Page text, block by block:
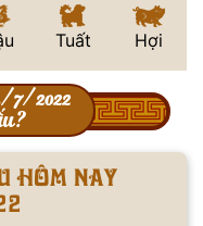
Tuất Hợi
7/2022
hôm nay